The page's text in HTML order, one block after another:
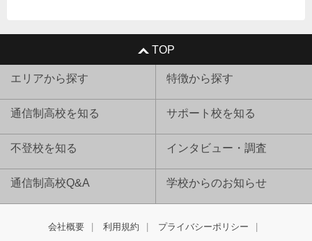
TOP
エリアから探す 特徴から探す
通信制高校を知る サポート校を知る
不登校を知る インタビュー・調査
通信制高校Q&A 学校からのお知らせ
会社概要 利用規約 プライバシーポリシー